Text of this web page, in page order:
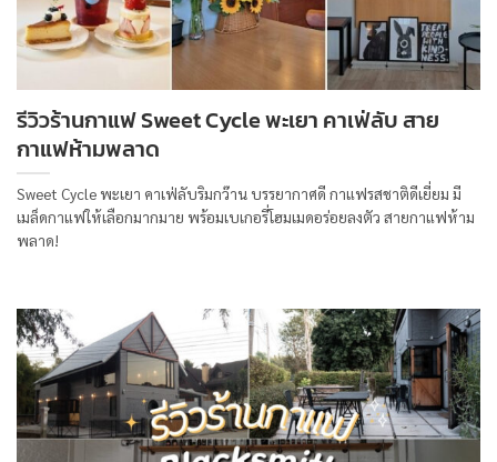
รีวิวร้านกาแฟ Sweet Cycle พะเยา คาเฟ่ลับ สาย
กาแฟห้ามพลาด
Sweet Cycle พะเยา คาเฟ่ลับริมกว๊าน บรรยากาศดี กาแฟรสชาติดีเยี่ยม มี
เมล็ดกาแฟให้เลือกมากมาย พร้อมเบเกอรี่โฮมเมดอร่อยลงตัว สายกาแฟห้าม
พลาด!